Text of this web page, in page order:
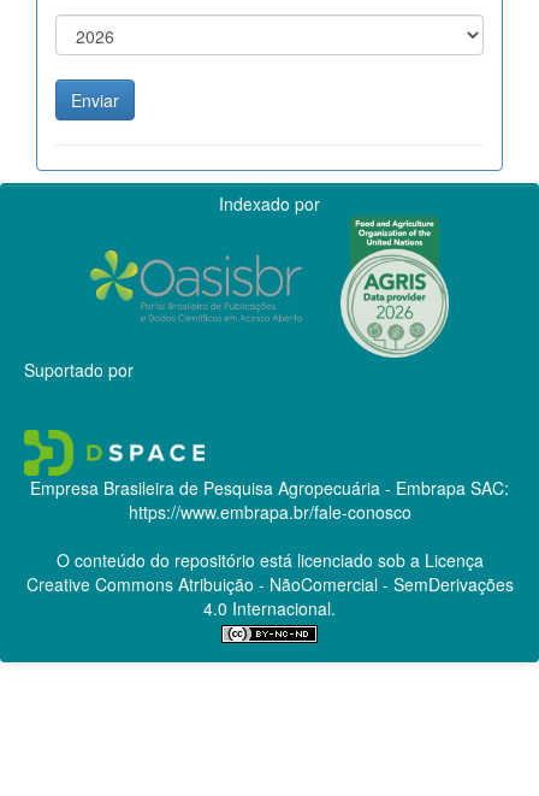
Indexado por
Suportado por
Empresa Brasileira de Pesquisa Agropecuária - Embrapa SAC:
https://www.embrapa.br/fale-conosco
O conteúdo do repositório está licenciado sob a Licença
Creative CommonsAtribuição - NãoComercial - SemDerivações
4.0 Internacional.